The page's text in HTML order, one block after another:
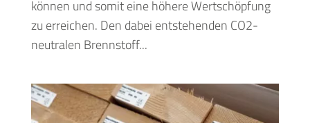
können und somit eine höhere Wertschöpfung
zu erreichen. Den dabei entstehenden CO2-
neutralen Brennstoff...